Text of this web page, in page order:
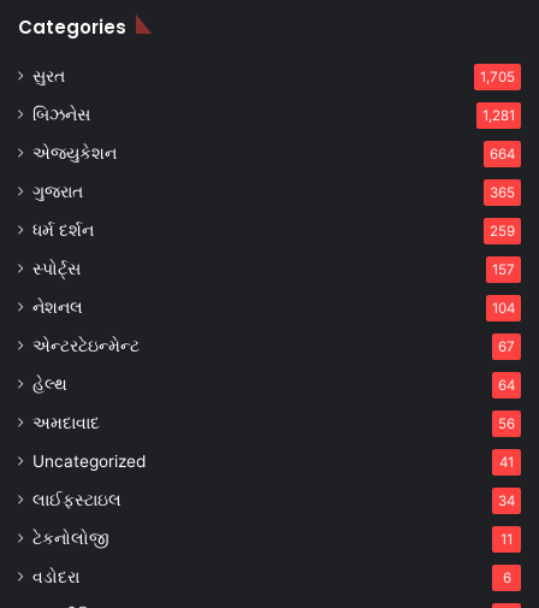
Categories
સુરત 1,705
બિઝનેસ 1,281
એજ્યુકેશન 664
ગુજરાત 365
ધર્મ દર્શન 259
સ્પોર્ટ્સ 157
નેશનલ 104
એન્ટરટેઇન્મેન્ટ 67
હેલ્થ 64
અમદાવાદ 56
Uncategorized 41
લાઈફસ્ટાઇલ 34
ટેકનોલોજી 11
વડોદરા 6